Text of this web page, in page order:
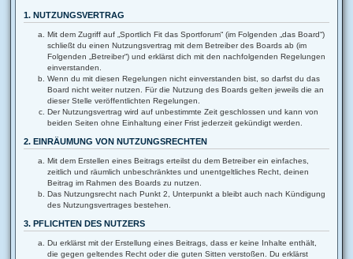
1. NUTZUNGSVERTRAG
Mit dem Zugriff auf „Sportlich Fit das Sportforum“ (im Folgenden „das Board“)
schließt du einen Nutzungsvertrag mit dem Betreiber des Boards ab (im
Folgenden „Betreiber“) und erklärst dich mit den nachfolgenden Regelungen
einverstanden.
Wenn du mit diesen Regelungen nicht einverstanden bist, so darfst du das
Board nicht weiter nutzen. Für die Nutzung des Boards gelten jeweils die an
dieser Stelle veröffentlichten Regelungen.
Der Nutzungsvertrag wird auf unbestimmte Zeit geschlossen und kann von
beiden Seiten ohne Einhaltung einer Frist jederzeit gekündigt werden.
2. EINRÄUMUNG VON NUTZUNGSRECHTEN
Mit dem Erstellen eines Beitrags erteilst du dem Betreiber ein einfaches,
zeitlich und räumlich unbeschränktes und unentgeltliches Recht, deinen
Beitrag im Rahmen des Boards zu nutzen.
Das Nutzungsrecht nach Punkt 2, Unterpunkt a bleibt auch nach Kündigung
des Nutzungsvertrages bestehen.
3. PFLICHTEN DES NUTZERS
Du erklärst mit der Erstellung eines Beitrags, dass er keine Inhalte enthält,
die gegen geltendes Recht oder die guten Sitten verstoßen. Du erklärst